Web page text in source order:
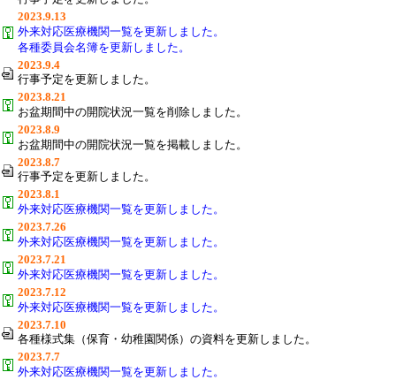
2023.9.13
外来対応医療機関一覧を更新しました。
各種委員会名簿を更新しました。
2023.9.4
行事予定を更新しました。
2023.8.21
お盆期間中の開院状況一覧を削除しました。
2023.8.9
お盆期間中の開院状況一覧を掲載しました。
2023.8.7
行事予定を更新しました。
2023.8.1
外来対応医療機関一覧を更新しました。
2023.7.26
外来対応医療機関一覧を更新しました。
2023.7.21
外来対応医療機関一覧を更新しました。
2023.7.12
外来対応医療機関一覧を更新しました。
2023.7.10
各種様式集（保育・幼稚園関係）の資料を更新しました。
2023.7.7
外来対応医療機関一覧を更新しました。